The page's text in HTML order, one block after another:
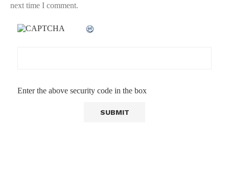
next time I comment.
Enter the above security code in the box